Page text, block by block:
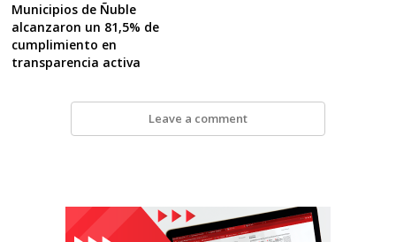
Municipios de Ñuble
alcanzaron un 81,5% de
cumplimiento en
transparencia activa
Leave a comment